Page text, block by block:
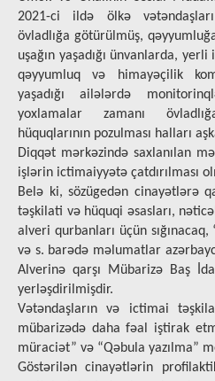
2021-ci ildə ölkə
övladlığa götürülmüş,
uşağın yaşadığı ünvanlarda,
qəyyumluq və himayəçilik
yaşadığı ailələrdə
yoxlamalar zamanı
hüquqlarının pozulması halları
Diqqət mərkəzində saxlanılan
işlərin ictimaiyyətə çatdırılması
Belə ki, sözügedən cinayətlərə
təşkilati və hüquqi əsasları,
alveri qurbanları üçün
və s. barədə məlumatlar
Alverinə qarşı Mübarizə Baş
yerləşdirilmişdir.
Vətəndaşların və ictimai
mübarizədə daha fəal iştirak
müraciət” və “Qəbula yazılma”
Göstərilən cinаyətlərin